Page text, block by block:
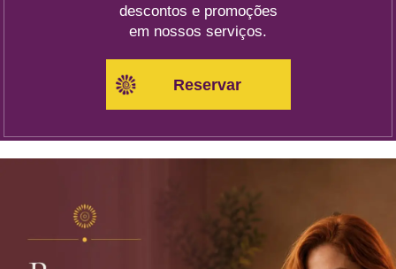
descontos e promoções
em nossos serviços.
Reservar